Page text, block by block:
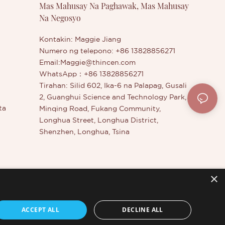
multi-use
Mas Mahusay Na Paghawak, Mas Mahusay
Na Negosyo
Kontakin: Maggie Jiang
Numero ng telepono: +86 13828856271
Email: Maggie@thincen.com
WhatsApp：+86 13828856271
Tirahan: Silid 602, Ika-6 na Palapag, Gusali
2, Guanghui Science and Technology Park,
Minqing Road, Fukang Community,
Longhua Street, Longhua District,
Shenzhen, Longhua, Tsina
×
ACCEPT ALL DECLINE ALL